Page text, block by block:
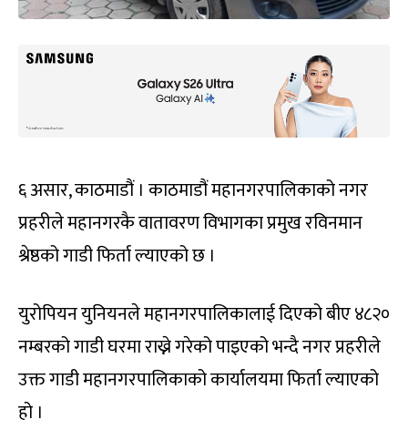
६ असार, काठमाडौं । काठमाडौं महानगरपालिकाको नगर
प्रहरीले महानगरकै वातावरण विभागका प्रमुख रविनमान
श्रेष्ठको गाडी फिर्ता ल्याएको छ ।
युरोपियन युनियनले महानगरपालिकालाई दिएको बीए ४८२०
नम्बरको गाडी घरमा राख्ने गरेको पाइएको भन्दै नगर प्रहरीले
उक्त गाडी महानगरपालिकाको कार्यालयमा फिर्ता ल्याएको
हो ।